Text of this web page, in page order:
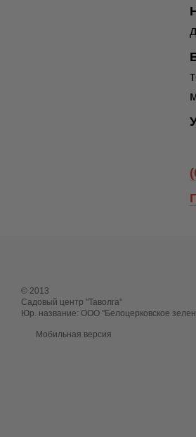
© 2013
Садовый центр "Таволга"
Юр. название: ООО "Белоцерковское
Мобильная версия